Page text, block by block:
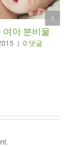
여아 분비물
| 0 댓글